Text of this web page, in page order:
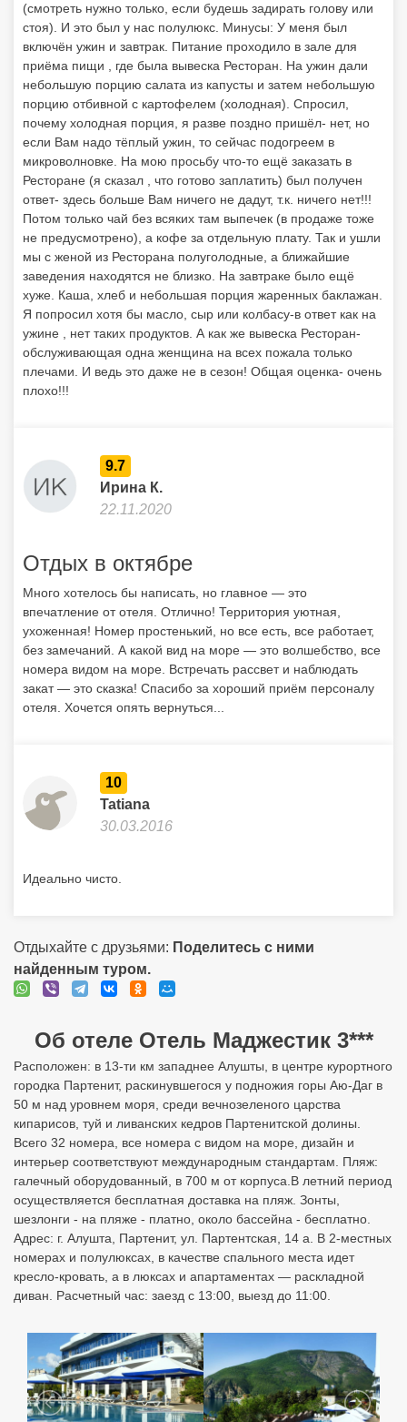
(смотреть нужно только, если будешь задирать голову или
стоя). И это был у нас полулюкс. Минусы: У меня был
включён ужин и завтрак. Питание проходило в зале для
приёма пищи , где была вывеска Ресторан. На ужин дали
небольшую порцию салата из капусты и затем небольшую
порцию отбивной с картофелем (холодная). Спросил,
почему холодная порция, я разве поздно пришёл- нет, но
если Вам надо тёплый ужин, то сейчас подогреем в
микроволновке. На мою просьбу что-то ещё заказать в
Ресторане (я сказал , что готово заплатить) был получен
ответ- здесь больше Вам ничего не дадут, т.к. ничего нет!!!
Потом только чай без всяких там выпечек (в продаже тоже
не предусмотрено), а кофе за отдельную плату. Так и ушли
мы с женой из Ресторана полуголодные, а ближайшие
заведения находятся не близко. На завтраке было ещё
хуже. Каша, хлеб и небольшая порция жаренных баклажан.
Я попросил хотя бы масло, сыр или колбасу-в ответ как на
ужине , нет таких продуктов. А как же вывеска Ресторан-
обслуживающая одна женщина на всех пожала только
плечами. И ведь это даже не в сезон! Общая оценка- очень
плохо!!!
9.7
Ирина К.
22.11.2020
Отдых в октябре
Много хотелось бы написать, но главное — это
впечатление от отеля. Отлично! Территория уютная,
ухоженная! Номер простенький, но все есть, все работает,
без замечаний. А какой вид на море — это волшебство, все
номера видом на море. Встречать рассвет и наблюдать
закат — это сказка! Спасибо за хороший приём персоналу
отеля. Хочется опять вернуться...
10
Tatiana
30.03.2016
Идеально чисто.
Отдыхайте с друзьями: Поделитесь с ними
найденным туром.
Об отеле Отель Маджестик 3***
Расположен: в 13-ти км западнее Алушты, в центре курортного
городка Партенит, раскинувшегося у подножия горы Аю-Даг в
50 м над уровнем моря, среди вечнозеленого царства
кипарисов, туй и ливанских кедров Партенитской долины.
Всего 32 номера, все номера с видом на море, дизайн и
интерьер соответствуют международным стандартам. Пляж:
галечный оборудованный, в 700 м от корпуса.В летний период
осуществляется бесплатная доставка на пляж. Зонты,
шезлонги - на пляже - платно, около бассейна - бесплатно.
Адрес: г. Алушта, Партенит, ул. Партентская, 14 а. В 2-местных
номерах и полулюксах, в качестве спального места идет
кресло-кровать, а в люксах и апартаментах — раскладной
диван. Расчетный час: заезд с 13:00, выезд до 11:00.